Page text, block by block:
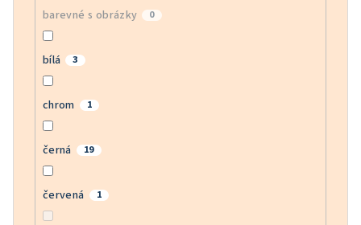
barevné s obrázky 0
bílá 3
chrom 1
černá 19
červená 1